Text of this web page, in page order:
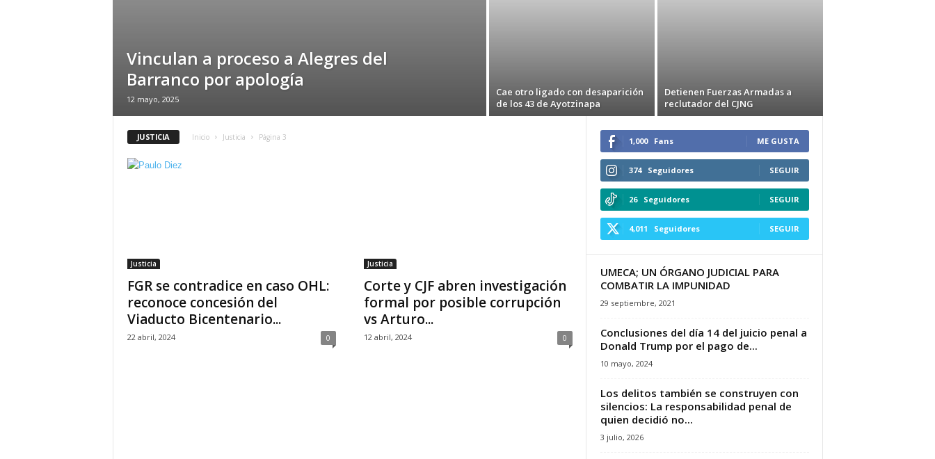
f
Vinculan a proceso a Alegres del
Barranco por apología
12 mayo, 2025
Cae otro ligado con desaparición
de los 43 de Ayotzinapa
Detienen Fuerzas Armadas a
reclutador del CJNG
JUSTICIA Inicio Justicia Página 3
Justicia
FGR se contradice en caso OHL:
reconoce concesión del
Viaducto Bicentenario...
22 abril, 2024 0
Justicia
Corte y CJF abren investigación
formal por posible corrupción
vs Arturo...
12 abril, 2024 0
1,000 Fans ME GUSTA
374 Seguidores SEGUIR
26 Seguidores SEGUIR
4,011 Seguidores SEGUIR
UMECA; UN ÓRGANO JUDICIAL PARA
COMBATIR LA IMPUNIDAD
29 septiembre, 2021
Conclusiones del día 14 del juicio penal a
Donald Trump por el pago de...
10 mayo, 2024
Los delitos también se construyen con
silencios: La responsabilidad penal de
quien decidió no...
3 julio, 2026